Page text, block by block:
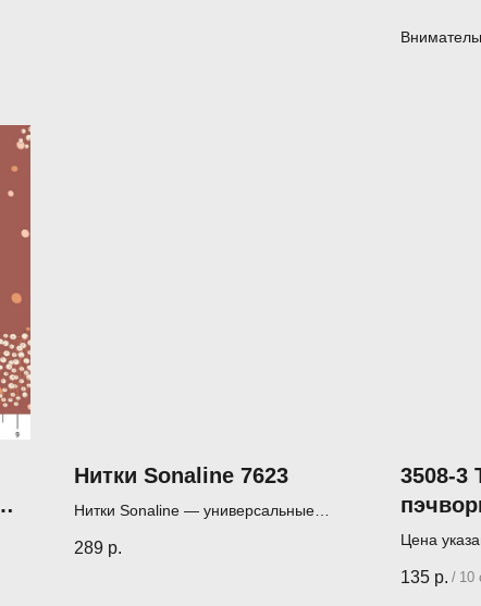
Нитки Sonaline 7623
Нитки Sonaline — универсальные
(1000 м)
289 р.
3508-3
110 см
Цена
135 р. / 10